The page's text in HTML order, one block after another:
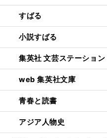
すばる
小説すばる
集英社 文芸ステーション
web 集英社文庫
青春と読書
アジア人物史